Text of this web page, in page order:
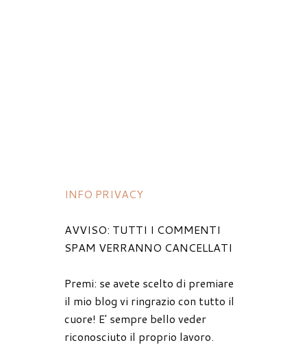
INFO PRIVACY
AVVISO: TUTTI I COMMENTI
SPAM VERRANNO CANCELLATI
Premi: se avete scelto di premiare
il mio blog vi ringrazio con tutto il
cuore! E' sempre bello veder
riconosciuto il proprio lavoro.